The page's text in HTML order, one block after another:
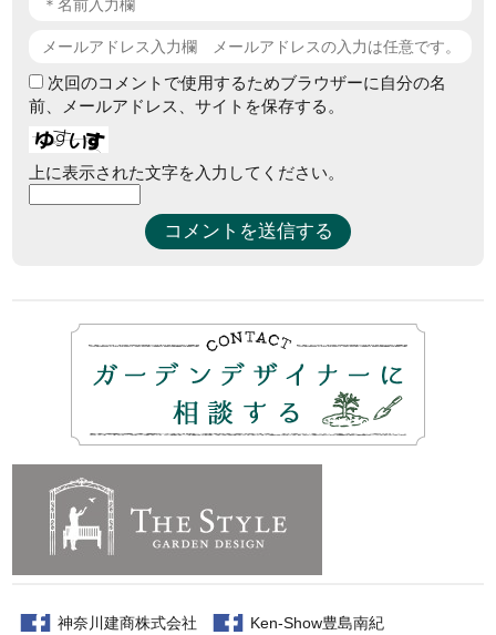
次回のコメントで使用するためブラウザーに自分の名
前、メールアドレス、サイトを保存する。
上に表示された文字を入力してください。
神奈川建商株式会社 Ken-Show豊島南紀